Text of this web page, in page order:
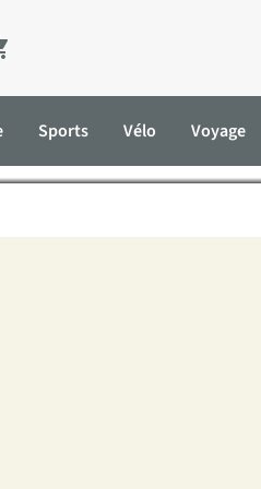
Shopping cart
Sports Vélo Voyage
5 conseils